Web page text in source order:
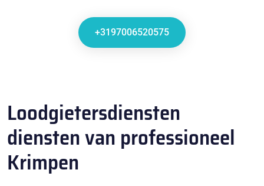
+3197006520575
Loodgietersdiensten
diensten van professioneel
Krimpen